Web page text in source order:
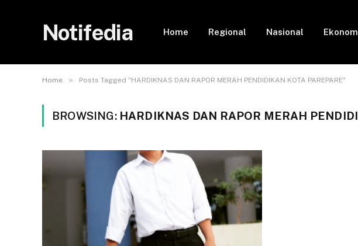
Notifedia Home Regional Nasional
Home » Posts Tagged "HARDIKNAS DAN RAPOR MERAH PENDIDIKAN KOTA PAREPARE"
BROWSING: HARDIKNAS DAN RAPOR MERAH